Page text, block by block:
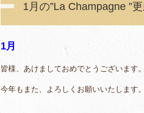
1月の”La Champagne ”
1月
皆様、あけましておめでとうございます。
今年もまた、よろしくお願いいたします。